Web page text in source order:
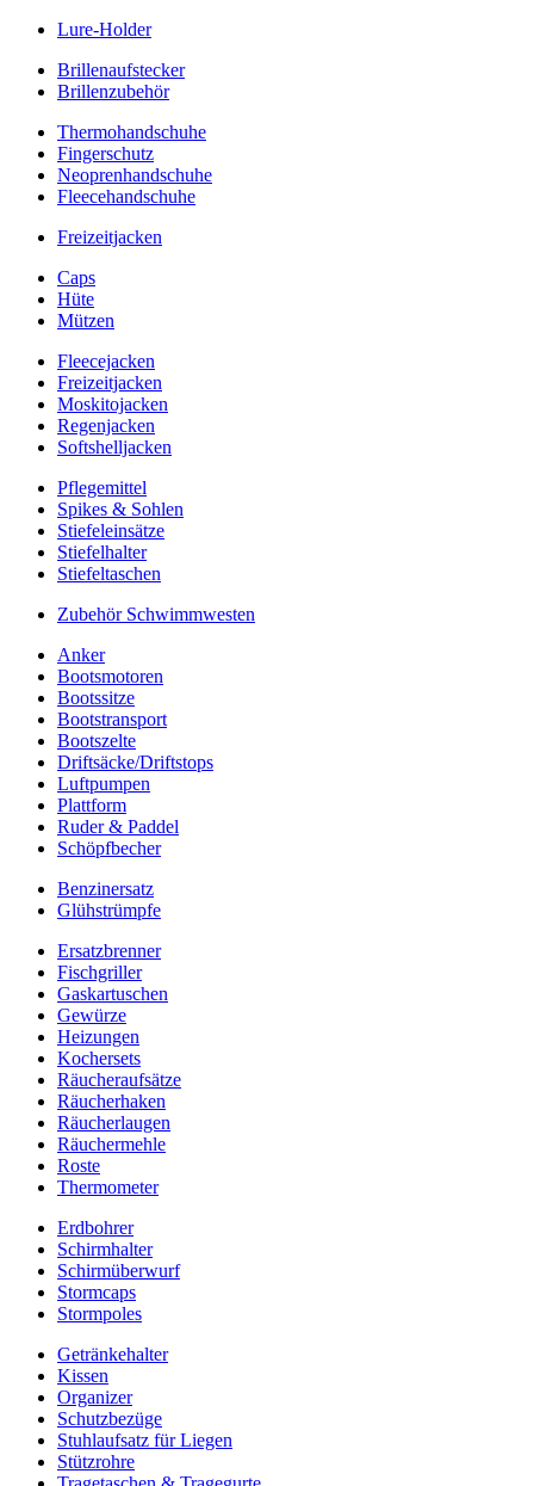
Lure-Holder
Brillenaufstecker
Brillenzubehör
Thermohandschuhe
Fingerschutz
Neoprenhandschuhe
Fleecehandschuhe
Freizeitjacken
Caps
Hüte
Mützen
Fleecejacken
Freizeitjacken
Moskitojacken
Regenjacken
Softshelljacken
Pflegemittel
Spikes & Sohlen
Stiefeleinsätze
Stiefelhalter
Stiefeltaschen
Zubehör Schwimmwesten
Anker
Bootsmotoren
Bootssitze
Bootstransport
Bootszelte
Driftsäcke/Driftstops
Luftpumpen
Plattform
Ruder & Paddel
Schöpfbecher
Benzinersatz
Glühstrümpfe
Ersatzbrenner
Fischgriller
Gaskartuschen
Gewürze
Heizungen
Kochersets
Räucheraufsätze
Räucherhaken
Räucherlaugen
Räuchermehle
Roste
Thermometer
Erdbohrer
Schirmhalter
Schirmüberwurf
Stormcaps
Stormpoles
Getränkehalter
Kissen
Organizer
Schutzbezüge
Stuhlaufsatz für Liegen
Stützrohre